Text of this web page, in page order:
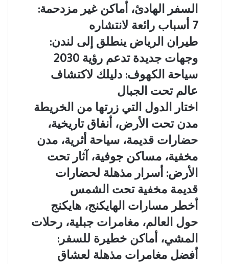
طرق
عملية
وفعالة
لتقليل
الكربونية
السفر
الهادئ،
أماكن
غير
مزدحمة:
7
أسباب
رائعة
لانتشاره
السفر الهادئ، أماكن غير مزدحمة:
7 أسباب رائعة لانتشاره
طيران
الرياض
ينطلق
لندن:
وجهات
جديدة
تدعم
رؤية
طيران الرياض ينطلق إلى لندن:
وجهات جديدة تدعم رؤية 2030
سياحة
الكهوف:
دليلك
لاكتشاف
عالم
تحت
سياحة الكهوف: دليلك لاكتشاف
عالم تحت الجبال
اختار
الدول
التي
من
الخريطة
اختار الدول التي زرتها من الخريطة
تحت
الأرض،
أنفاق
تاريخية،
حضارات
قديمة،
سياحة
أثرية،
مخفية،
مساكن
جوفية،
آثار
مدن تحت الأرض، أنفاق تاريخية،
حضارات قديمة، سياحة أثرية، مدن
مخفية، مساكن جوفية، آثار تحت
الأرض: أسرار مذهلة لحضارات
قديمة مخفية تحت الشمس
أخطر
مسارات
الهايكنج،
هايكنج
حول
العالم،
أخطر مسارات الهايكنج، هايكنج
حول العالم، مغامرات جبلية، رحلات
المشي، أماكن خطيرة للسفر:
أفضل مغامرات مذهلة لعشاق